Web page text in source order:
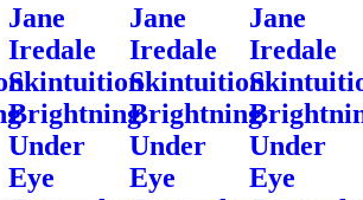
Jane
Iredale
Skintuition
Brightning
Under
Eye
Jane
Iredale
Skintuition
Brightning
Under
Eye
Jane
Iredale
Under
Eye